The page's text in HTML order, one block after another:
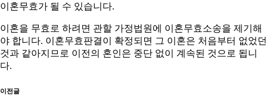
이혼무효가 될 수 있습니다.
이혼을 무효로 하려면 관할 가정법원에 이혼무효소송을 제기해
야 합니다. 이혼무효판결이 확정되면 그 이혼은 처음부터 없었던
것과 같아지므로 이전의 혼인은 중단 없이 계속된 것으로 됩니
다.
이전글